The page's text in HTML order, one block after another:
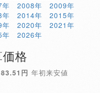
年 2008年
2009年
年 2014年
2015年
年 2020年
2021年
年 2026年
格
円 年初来安値